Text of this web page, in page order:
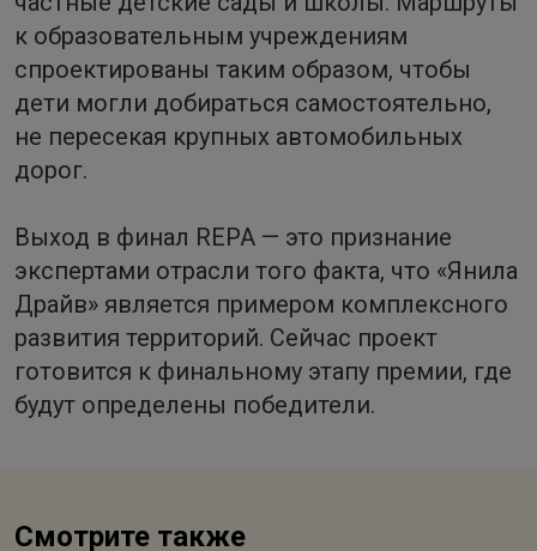
к образовательным учреждениям
спроектированы таким образом, чтобы
дети могли добираться самостоятельно,
не пересекая крупных автомобильных
дорог.
Выход в финал REPA — это признание
экспертами отрасли того факта, что «Янила
Драйв» является примером комплексного
развития территорий. Сейчас проект
готовится к финальному этапу премии, где
будут определены победители.
Смотрите также